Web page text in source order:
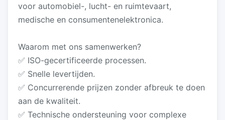
voor automobiel-, lucht- en ruimtevaart,
medische en consumentenelektronica.
Waarom met ons samenwerken?
✅ ISO-gecertificeerde processen.
✅ Snelle levertijden.
✅ Concurrerende prijzen zonder afbreuk te doen
aan de kwaliteit.
✅ Technische ondersteuning voor complexe